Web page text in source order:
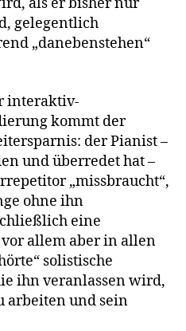
als er bisher nur
gelegentlich
„danebenstehen“
interaktiv-
kommt der
der Pianist –
und überredet hat –
„missbraucht“,
ohne ihn
eine
allem aber in allen
solistische
ihn veranlassen wird,
arbeiten und sein